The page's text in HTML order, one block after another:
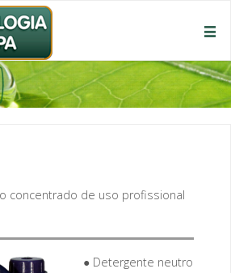
concentrado de uso profissional
● Detergente neutro